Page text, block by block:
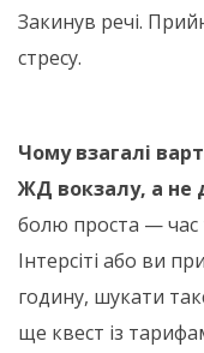
Закинув речі.
стресу.
Чому взагалі
ЖД вокзалу, а не
болю проста — час
Інтерсіті або ви
годину, шукати
ще квест із